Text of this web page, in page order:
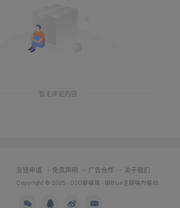
暂无评论内容
友链申请 免责声明 广告合作 关于我们
Copyright © 2025 · O2O薪媒体 · 由 Blue主题强力驱动.